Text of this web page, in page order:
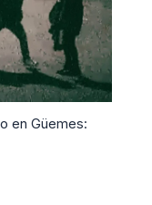
en Güemes: